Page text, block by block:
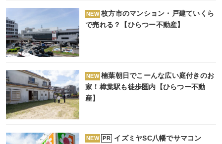
NEW 枚方市のマンション・戸建ていくら
で売れる？【ひらつー不動産】
NEW 楠葉朝日でこーんな広い庭付きのお
家！樟葉駅も徒歩圏内【ひらつー不動
産】
NEW PR イズミヤSC八幡でサマコン